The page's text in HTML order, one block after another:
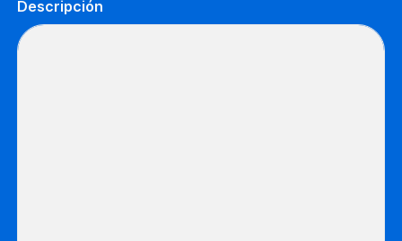
Descripción